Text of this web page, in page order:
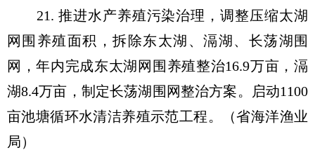
21. 推进水产养殖污染治理，调整压缩太湖
网围养殖面积，拆除东太湖、滆湖、长荡湖围
网，年内完成东太湖网围养殖整治16.9万亩，滆
湖8.4万亩，制定长荡湖围网整治方案。启动1100
亩池塘循环水清洁养殖示范工程。（省海洋渔业
局）